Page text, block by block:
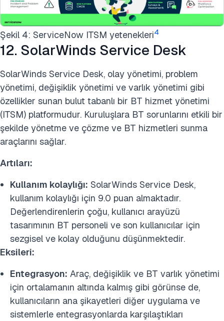
Şekil 4: ServiceNow ITSM yetenekleri4
12. SolarWinds Service Desk
SolarWinds Service Desk, olay yönetimi, problem
yönetimi, değişiklik yönetimi ve varlık yönetimi gibi
özellikler sunan bulut tabanlı bir BT hizmet yönetimi
(ITSM) platformudur. Kuruluşlara BT sorunlarını etkili bir
şekilde yönetme ve çözme ve BT hizmetleri sunma
araçlarını sağlar.
Artıları:
Kullanım kolaylığı: SolarWinds Service Desk,
kullanım kolaylığı için 9.0 puan almaktadır.
Değerlendirenlerin çoğu, kullanıcı arayüzü
tasarımının BT personeli ve son kullanıcılar için
sezgisel ve kolay olduğunu düşünmektedir.
Eksileri:
Entegrasyon: Araç, değişiklik ve BT varlık yönetimi
için ortalamanın altında kalmış gibi görünse de,
kullanıcıların ana şikayetleri diğer uygulama ve
sistemlerle entegrasyonlarda karşılaştıkları